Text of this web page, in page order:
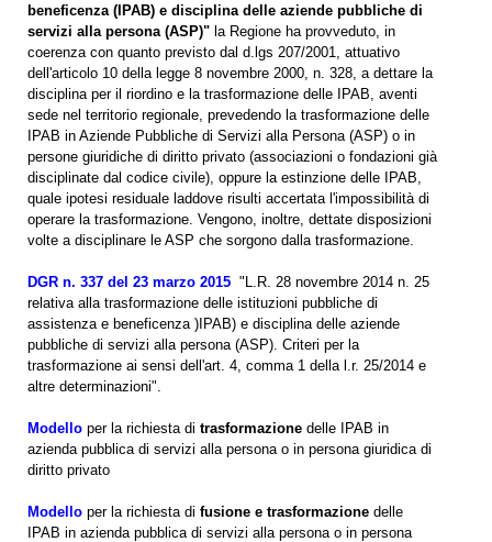
beneficenza (IPAB) e disciplina delle aziende pubbliche di
servizi alla persona (ASP)" la Regione ha provveduto, in
coerenza con quanto previsto dal d.lgs 207/2001, attuativo
dell'articolo 10 della legge 8 novembre 2000, n. 328, a dettare la
disciplina per il riordino e la trasformazione delle IPAB, aventi
sede nel territorio regionale, prevedendo la trasformazione delle
IPAB in Aziende Pubbliche di Servizi alla Persona (ASP) o in
persone giuridiche di diritto privato (associazioni o fondazioni già
disciplinate dal codice civile), oppure la estinzione delle IPAB,
quale ipotesi residuale laddove risulti accertata l'impossibilità di
operare la trasformazione. Vengono, inoltre, dettate disposizioni
volte a disciplinare le ASP che sorgono dalla trasformazione.
DGR n. 337 del 23 marzo 2015 "L.R. 28 novembre 2014 n. 25
relativa alla trasformazione delle istituzioni pubbliche di
assistenza e beneficenza )IPAB) e disciplina delle aziende
pubbliche di servizi alla persona (ASP). Criteri per la
trasformazione ai sensi dell'art. 4, comma 1 della l.r. 25/2014 e
altre determinazioni".
Modello per la richiesta di trasformazione delle IPAB in
azienda pubblica di servizi alla persona o in persona giuridica di
diritto privato
Modello per la richiesta di fusione e trasformazione delle
IPAB in azienda pubblica di servizi alla persona o in persona